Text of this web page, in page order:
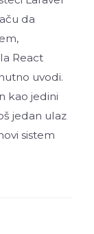
da
React
uvodi.
kao jedini
jedan ulaz
sistem